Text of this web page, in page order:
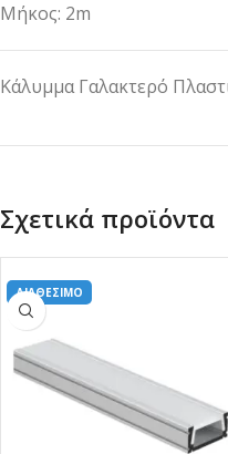
Μήκος: 2m
Κάλυμμα Γαλακτερό
Σχετικά προϊόντα
ΔΙΑΘΕΣΙΜΟ